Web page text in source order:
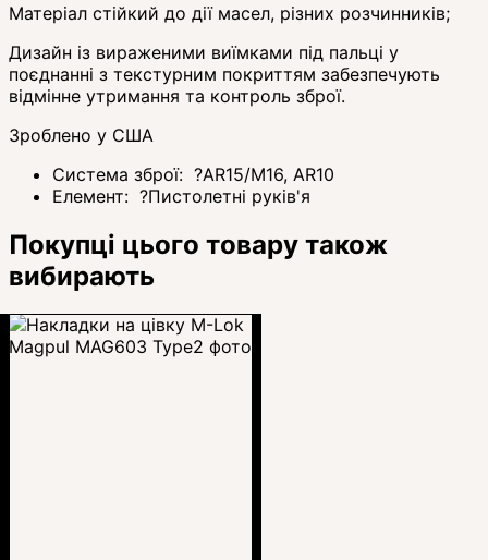
Матеріал стійкий до дії масел, різних розчинників;
Дизайн із вираженими виїмками під пальці у
поєднанні з текстурним покриттям забезпечують
відмінне утримання та контроль зброї.
Зроблено у США
Система зброї: ?AR15/M16, AR10
Елемент: ?Пистолетні руків'я
Покупці цього товару також
вибирають